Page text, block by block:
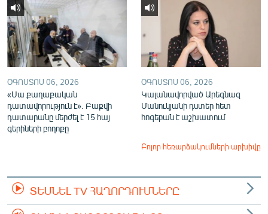
ՕԳՈՍՏՈՍ 06, 2026
«Սա քաղաքական
դատավորություն է». Բաքվի
դատարանը մերժել է 15 հայ
գերիների բողոքը
ՕԳՈՍՏՈՍ 06, 2026
Կալանավորված Արեգնազ
Մանուկյանի դստեր հետ
հոգեբան է աշխատում
Բոլոր հեռարձակումների արխիվը
ՏԵՍՆԵԼ TV ՀԱՂՈՐԴՈՒՄՆԵՐԸ